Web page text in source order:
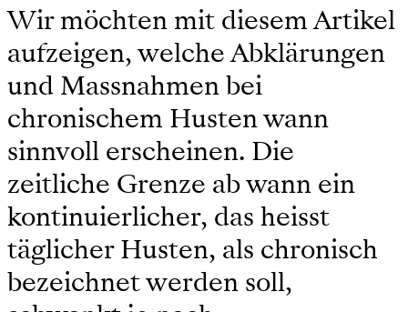
Wir möchten mit diesem Artikel
aufzeigen, welche Abklärungen
und Massnahmen bei
chronischem Husten wann
sinnvoll erscheinen. Die
zeitliche Grenze ab wann ein
kontinuierlicher, das heisst
täglicher Husten, als chronisch
bezeichnet werden soll,